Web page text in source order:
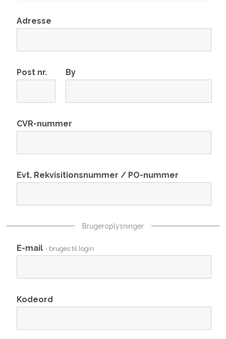
Adresse
Post nr. By
CVR-nummer
Evt. Rekvisitionsnummer / PO-nummer
Brugeroplysninger
E-mail - bruges til login
Kodeord